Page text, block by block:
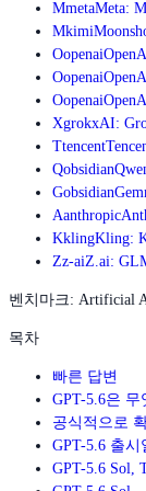
MmetaMeta:
Mkimi
Oopenai
Oopenai
Oopenai
XgrokxAI:
Ttencent
Qobsidian
Gobsidian
Aanthropic
KklingKling:
Zz-aiZ.ai:
벤치마크: Artificial
목차
빠른 답변
GPT-5.6은 무
공식적으로
GPT-5.6 출
GPT-5.6 Sol,